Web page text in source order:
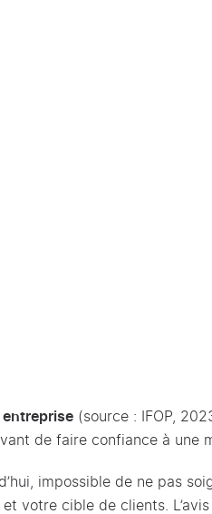
entreprise (source : IFOP,
de faire confiance à une
impossible de ne pas
votre cible de clients.